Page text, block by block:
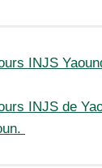
INJS
INJS de